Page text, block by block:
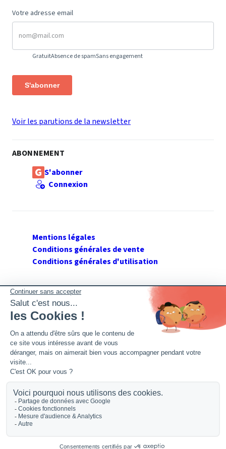
Votre adresse email
GratuitAbsence de spamSans engagement
S'abonner
Voir les parutions de la newsletter
ABONNEMENT
S'abonner
Connexion
Mentions légales
Conditions générales de vente
Conditions générales d'utilisation
SUIVEZ GERANT DE SARL
Twitter
Facebook